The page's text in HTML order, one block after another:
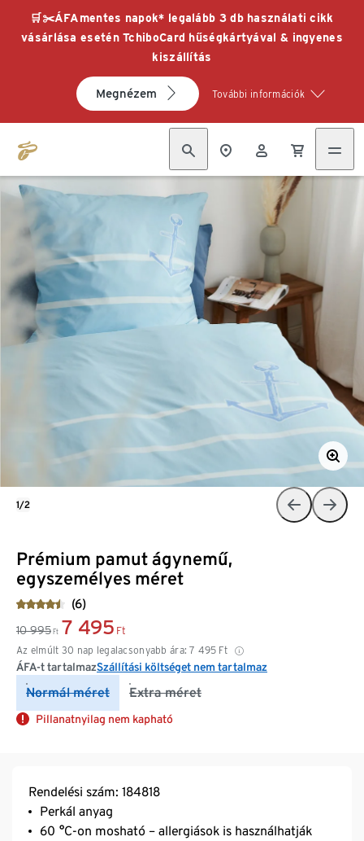
🛒✂️ÁFAmentes napok* legalább 3 db használati cikk
vásárlása esetén TchiboCard hűségkártyával & ingyenes
kiszállítás
Megnézem További információk
Prémium pamut ágynemű,
egyszemélyes méret
(6)
10 995 Ft 7 495 Ft
Az elmúlt 30 nap legalacsonyabb ára: 7 495 Ft
ÁFA-t tartalmazSzállítási költséget nem tartalmaz
Normál méret Extra méret
Pillanatnyilag nem kapható
1/2
Rendelési szám: 184818
Perkál anyag
60 °C-on mosható – allergiások is használhatják